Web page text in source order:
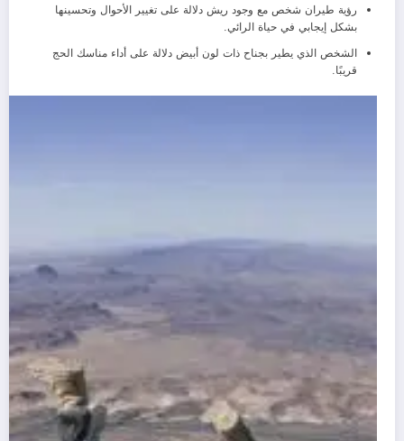
رؤية طيران شخص مع وجود ريش دلالة على تغيير الأحوال وتحسينها
بشكل إيجابي في حياة الرائي.
الشخص الذي يطير بجناح ذات لون أبيض دلالة على أداء مناسك الحج
قريبًا.